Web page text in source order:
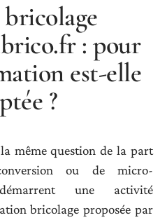
: pour
est-elle
?
même question de la part
ou de micro-
une activité
bricolage proposée par